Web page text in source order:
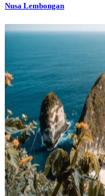
Nusa Lembongan